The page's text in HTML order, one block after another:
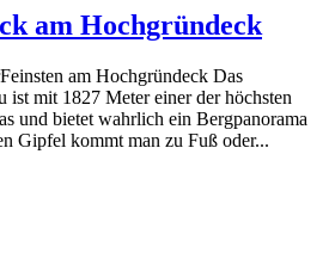
am Hochgründeck
am Hochgründeck Das
ist mit 1827 Meter einer der höchsten
und bietet wahrlich ein Bergpanorama
Gipfel kommt man zu Fuß oder...